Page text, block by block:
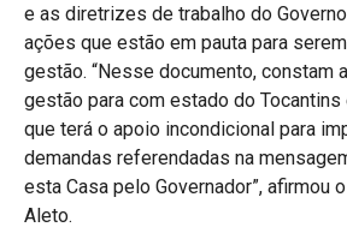
e as diretrizes de trabalho do
ações que estão em pauta para
gestão. “Nesse documento, constam
gestão para com estado do Tocantins
que terá o apoio incondicional para
demandas referendadas na
esta Casa pelo Governador”, afirmou
Aleto.